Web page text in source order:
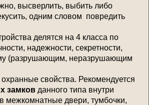
высверлить, выбить либо
одним словом повредить
делятся на 4 класса по
надежности, секретности,
(разрушающим, неразрушающим
свойства. Рекомендуется
замков данного типа внутри
межкомнатные двери, тумбочки,